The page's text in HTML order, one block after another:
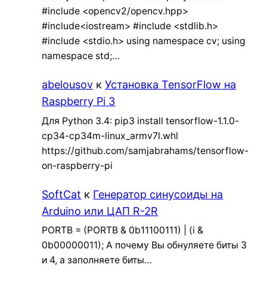
#include <opencv2/opencv.hpp>
#include<iostream> #include <stdlib.h>
#include <stdio.h> using namespace cv; using
namespace std;…
abelousov кУстановка TensorFlow на
Raspberry Pi 3
Для Python 3.4: pip3 install tensorflow-1.1.0-
cp34-cp34m-linux_armv7l.whl
https://github.com/samjabrahams/tensorflow-
on-raspberry-pi
SoftCat к Генератор синусоиды на
Arduino или ЦАП R-2R
PORTB = (PORTB & 0b11100111) | (i &
0b00000011); А почему Вы обнуляете биты 3
и 4, а заполняете биты…